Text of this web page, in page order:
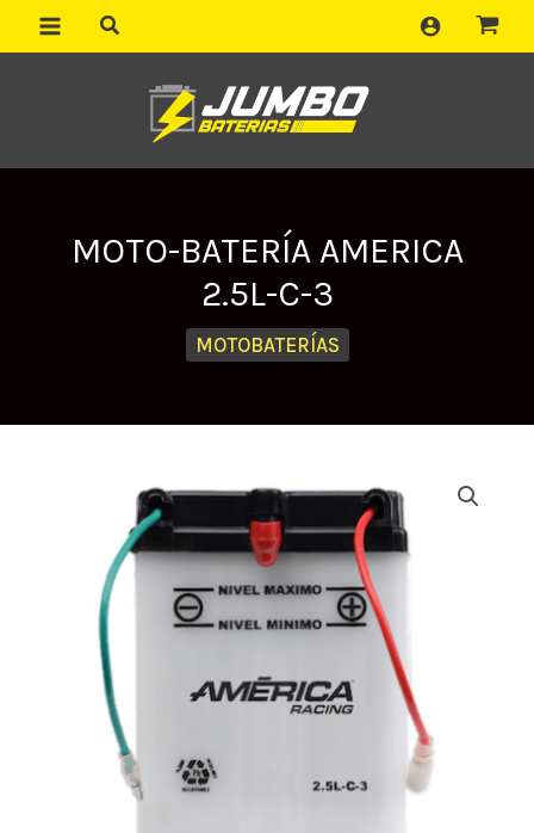
al
MOTO-BATERÍA AMERICA
2.5L-C-3
MOTOBATERÍAS